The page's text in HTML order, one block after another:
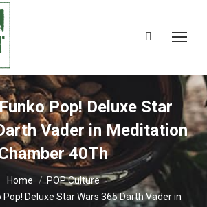
Search:
Pop! Deluxe Star
Vader in Meditation
40Th
Home
POP Culture
Pop! Deluxe Star Wars 365 Darth Vader in